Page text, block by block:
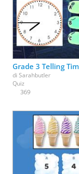
diSarahbutler
Quiz
369